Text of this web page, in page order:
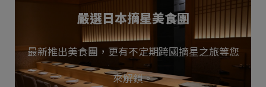
嚴選日本摘星美食團
最新推出美食團，更有不定期跨國摘星之旅等您
來解鎖。